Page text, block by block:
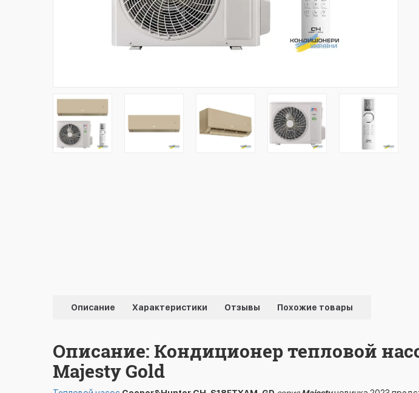
Описание Характеристики Отзывы Похожие товары
Описание: Кондиционер тепловой
Majesty Gold